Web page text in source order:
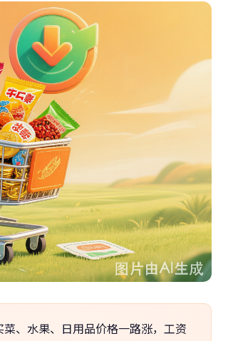
、水果、日用品价格一路涨，工资